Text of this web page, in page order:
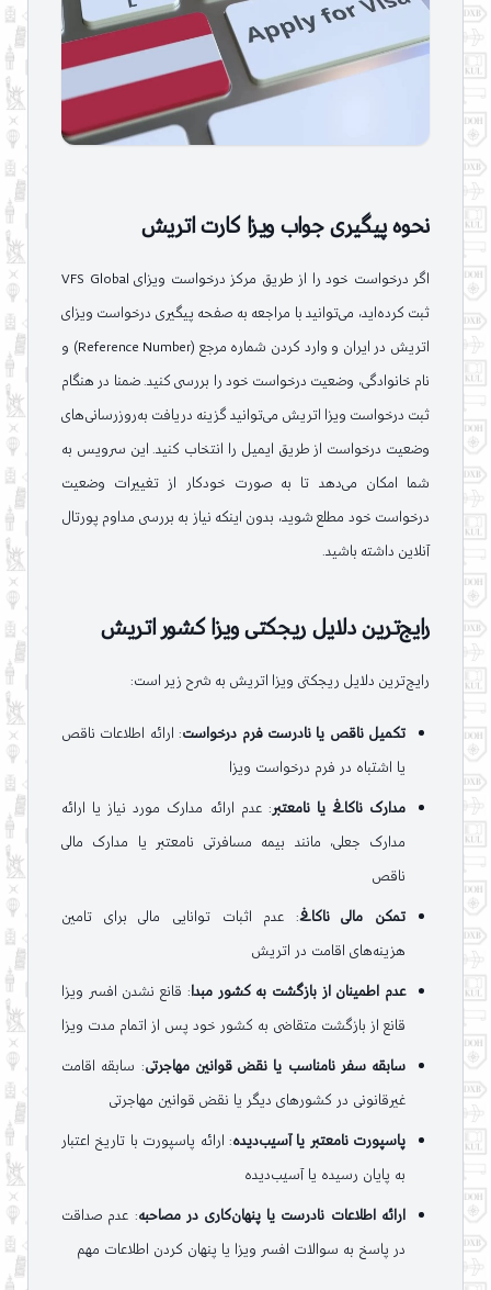
نحوه پیگیری جواب ویزا کارت اتریش
اگر درخواست خود را از طریق مرکز درخواست ویزای VFS Global
ثبت کرده‌اید، می‌توانید با مراجعه به صفحه پیگیری درخواست ویزای
اتریش در ایران و وارد کردن شماره مرجع (Reference Number) و
نام خانوادگی، وضعیت درخواست خود را بررسی کنید. ضمنا در هنگام
ثبت درخواست ویزا اتریش می‌توانید گزینه دریافت به‌روزرسانی‌های
وضعیت درخواست از طریق ایمیل را انتخاب کنید. این سرویس به
شما امکان می‌دهد تا به صورت خودکار از تغییرات وضعیت
درخواست خود مطلع شوید، بدون اینکه نیاز به بررسی مداوم پورتال
آنلاین داشته باشید.
رایج‌ترین دلایل ریجکتی ویزا کشور اتریش
رایج‌ترین دلایل ریجکتی ویزا اتریش به شرح زیر است:
تکمیل ناقص یا نادرست فرم درخواست: ارائه اطلاعات ناقص
یا اشتباه در فرم درخواست ویزا
مدارک ناکافی یا نامعتبر: عدم ارائه مدارک مورد نیاز یا ارائه
مدارک جعلی، مانند بیمه مسافرتی نامعتبر یا مدارک مالی
ناقص
تمکن مالی ناکافی: عدم اثبات توانایی مالی برای تامین
هزینه‌های اقامت در اتریش
عدم اطمینان از بازگشت به کشور مبدا: قانع نشدن افسر ویزا
قانع از بازگشت متقاضی به کشور خود پس از اتمام مدت ویزا
سابقه سفر نامناسب یا نقض قوانین مهاجرتی: سابقه اقامت
غیرقانونی در کشورهای دیگر یا نقض قوانین مهاجرتی
پاسپورت نامعتبر یا آسیب‌دیده: ارائه پاسپورت با تاریخ اعتبار
به پایان رسیده یا آسیب‌دیده
ارائه اطلاعات نادرست یا پنهان‌کاری در مصاحبه: عدم صداقت
در پاسخ به سوالات افسر ویزا یا پنهان کردن اطلاعات مهم